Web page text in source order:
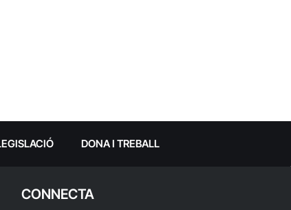
DONA I TREBALL
CONNECTA